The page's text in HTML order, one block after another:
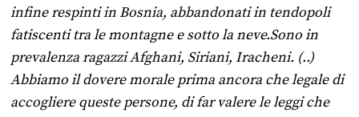
infine respinti in Bosnia, abbandonati in tendopoli
fatiscenti tra le montagne e sotto la neve.Sono in
prevalenza ragazzi Afghani, Siriani, Iracheni. (..)
Abbiamo il dovere morale prima ancora che legale di
accogliere queste persone, di far valere le leggi che